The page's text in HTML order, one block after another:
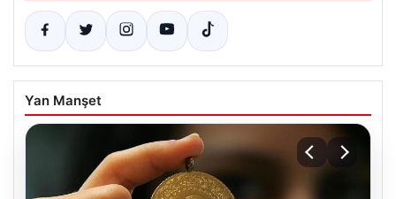
Yan Manşet